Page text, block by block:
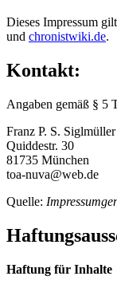
Dieses Impressum
und chronistwiki.de.
Kontakt:
Angaben gemäß § 5
Franz P. S. Siglmüller
Quiddestr. 30
81735 München
toa-nuva@web.de
Quelle:
Haftung für Inhalte